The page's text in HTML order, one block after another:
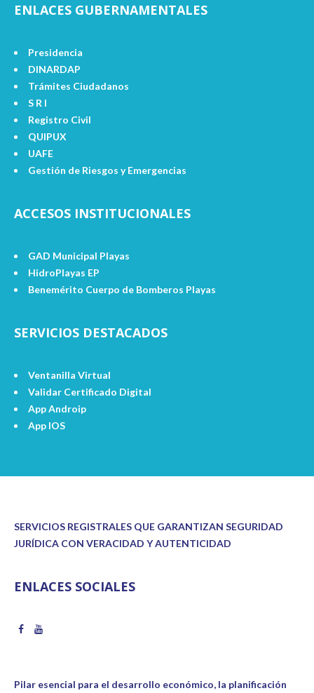
ENLACES GUBERNAMENTALES
Presidencia
DINARDAP
Trámites Ciudadanos
S R I
Registro Civil
QUIPUX
UAFE
Gestión de Riesgos y Emergencias
ACCESOS INSTITUCIONALES
GAD Municipal Playas
HidroPlayas EP
Benemérito Cuerpo de Bomberos Playas
SERVICIOS DESTACADOS
Ventanilla Virtual
Validar Certificado Digital
App Androip
App IOS
SERVICIOS REGISTRALES QUE GARANTIZAN SEGURIDAD
JURÍDICA CON VERACIDAD Y AUTENTICIDAD
ENLACES SOCIALES
Pilar esencial para el desarrollo económico, la planificación